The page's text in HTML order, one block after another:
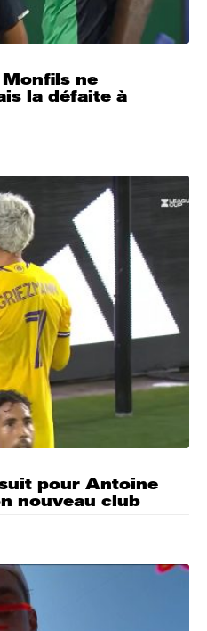
Monfils ne
la défaite à
pour Antoine
nouveau club